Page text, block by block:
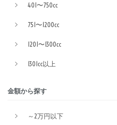
401〜750cc
751〜1200cc
1201〜1300cc
1301cc以上
金額から探す
～2万円以下